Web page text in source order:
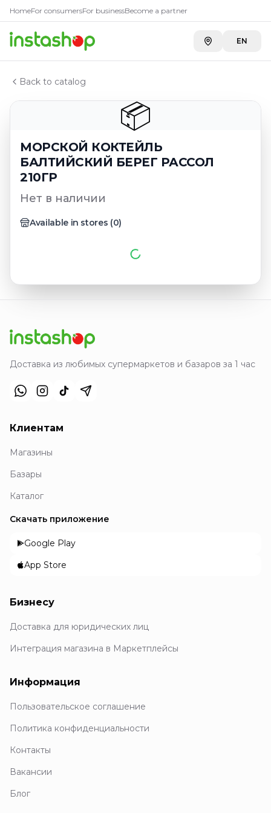
HomeFor consumersFor businessBecome a partner
EN
Back to catalog
📦
МОРСКОЙ КОКТЕЙЛЬ
БАЛТИЙСКИЙ БЕРЕГ РАССОЛ
210ГР
Нет в наличии
Available in stores (0)
Главная
Каталог
МОРСКОЙ КОКТЕЙЛЬ БАЛТИЙСКИЙ БЕРЕГ РАССОЛ
Доставка из любимых супермаркетов и базаров за 1 час
Клиентам
Магазины
Базары
Каталог
Скачать приложение
Google Play
App Store
Бизнесу
Доставка для юридических лиц
Интеграция магазина в Маркетплейсы
Информация
Пользовательское соглашение
Политика конфиденциальности
Контакты
Вакансии
Блог